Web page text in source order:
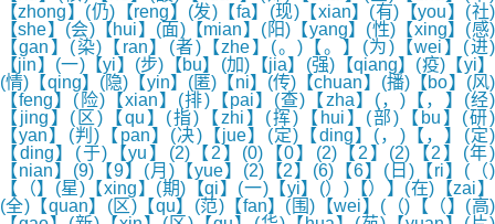
【zhong】(仍)【reng】(发)【fa】(现)【xian】(有)【you】(社)
【she】(会)【hui】(面)【mian】(阳)【yang】(性)【xing】(感)
【gan】(染)【ran】(者)【zhe】(。)【。】(为)【wei】(进)
【jin】(一)【yi】(步)【bu】(加)【jia】(强)【qiang】(疫)【yi】
(情)【qing】(隐)【yin】(匿)【ni】(传)【chuan】(播)【bo】(风)
【feng】(险)【xian】(排)【pai】(查)【zha】(，)【，】(经)
【jing】(区)【qu】(指)【zhi】(挥)【hui】(部)【bu】(研)
【yan】(判)【pan】(决)【jue】(定)【ding】(，)【，】(定)
【ding】(于)【yu】(2)【2】(0)【0】(2)【2】(2)【2】(年)
【nian】(9)【9】(月)【yue】(2)【2】(6)【6】(日)【ri】(（)
【（】(星)【xing】(期)【qi】(一)【yi】(）)【）】(在)【zai】
(全)【quan】(区)【qu】(范)【fan】(围)【wei】(（)【（】(高)